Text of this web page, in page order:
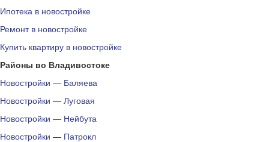
Ипотека в новостройке
Ремонт в новостройке
Купить квартиру в новостройке
Районы во Владивостоке
Новостройки — Баляева
Новостройки — Луговая
Новостройки — Нейбута
Новостройки — Патрокл